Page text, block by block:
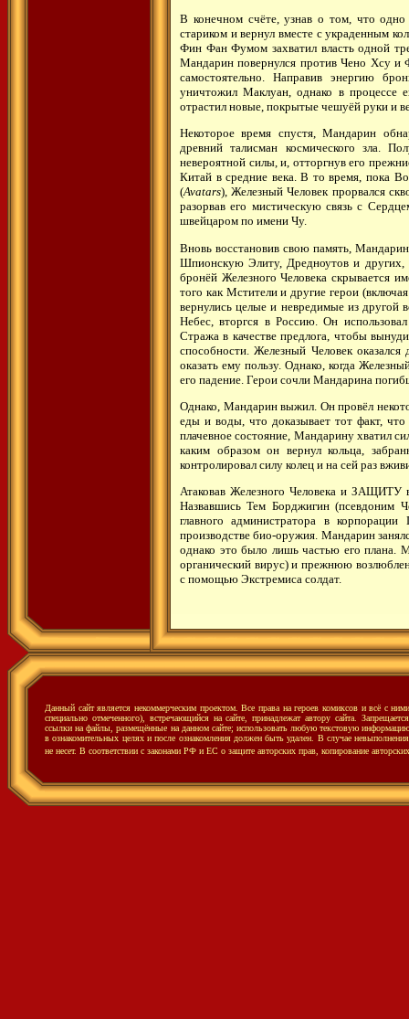
В конечном счёте, узнав о том, что
стариком и вернул вместе с украденным
Фин Фан Фумом захватил власть одной
Мандарин повернулся против Чено Хсу и
самостоятельно. Направив энергию
уничтожил Маклуан, однако в
отрастил новые, покрытые чешуёй руки и
Некоторое время спустя, Мандарин
древний талисман космического зла.
невероятной силы, и, отторгнув его
Китай в средние века. В то время, пока
(Avatars), Железный Человек прорвался
разорвав его мистическую связь с
швейцаром по имени Чу.
Вновь восстановив свою память,
Шпионскую Элиту, Дредноутов и других,
бронёй Железного Человека скрывается
того как Мстители и другие герои
вернулись целые и невредимые из другой
Небес, вторгся в Россию. Он
Стража в качестве предлога, чтобы
способности. Железный Человек
оказать ему пользу. Однако, когда
его падение. Герои сочли Мандарина
Однако, Мандарин выжил. Он провёл
еды и воды, что доказывает тот факт,
плачевное состояние, Мандарину хватил
каким образом он вернул кольца,
контролировал силу колец и на сей раз
Атаковав Железного Человека и ЗАЩИТУ
Назвавшись Тем Борджигин (псевдоним
главного администратора в корпорации
производстве био-оружия. Мандарин
однако это было лишь частью его плана.
органический вирус) и прежнюю
с помощью Экстремиса солдат.
Данный сайт является некоммерческим проектом. Все права на героев комиксов и всё с
специально отмеченного), встречающийся на сайте, принадлежат автору сайта.
ссылки на файлы, размещённые на данном сайте; использовать любую текстовую
в ознакомительных целях и после ознакомления должен быть удален. В случае невыполнения
не несет. В соответствии с законами РФ и ЕС о защите авторских прав, копирование